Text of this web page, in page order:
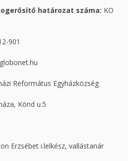
határozat száma: KO
901
Református Egyházközség
Könd u.5
Erzsébet i.lelkész, vallástanár